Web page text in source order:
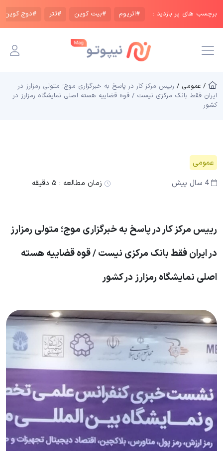
برچسب های پر بازدید : #اتریوم #بیت کوین #تتر #دوج کوین
/ عمومی / رییس مرکز کار در پاسخ به خبرگزاری موج؛ متولی رمزارز در
ایران فقط بانک مرکزی نیست / قوه قضاییه هسته اصلی نمایشگاه رمزارز در
کشور
عمومی
4 سال پیش
زمان مطالعه : ۵ دقیقه
رییس مرکز کار در پاسخ به خبرگزاری موج؛ متولی رمزارز
در ایران فقط بانک مرکزی نیست / قوه قضاییه هسته
اصلی نمایشگاه رمزارز در کشور